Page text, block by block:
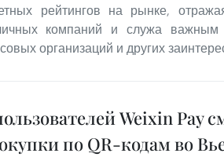
рейтингов на рынке,
компаний и служа
организаций и других
Weixin Pay
по QR-кодам во